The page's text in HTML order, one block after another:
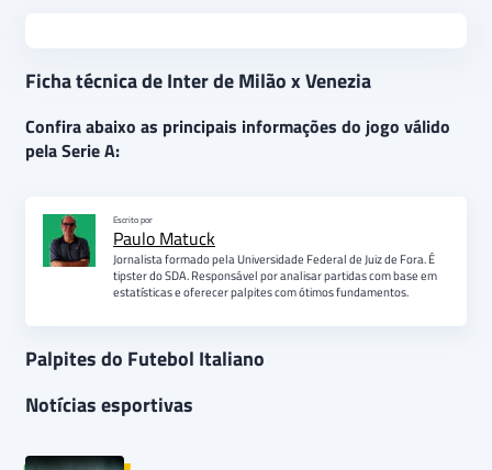
Ficha técnica de Inter de Milão x Venezia
Confira abaixo as principais informações do jogo válido
pela Serie A:
Escrito por
Paulo Matuck
Jornalista formado pela Universidade Federal de Juiz de Fora. É
tipster do SDA. Responsável por analisar partidas com base em
estatísticas e oferecer palpites com ótimos fundamentos.
Palpites do Futebol Italiano
Notícias esportivas